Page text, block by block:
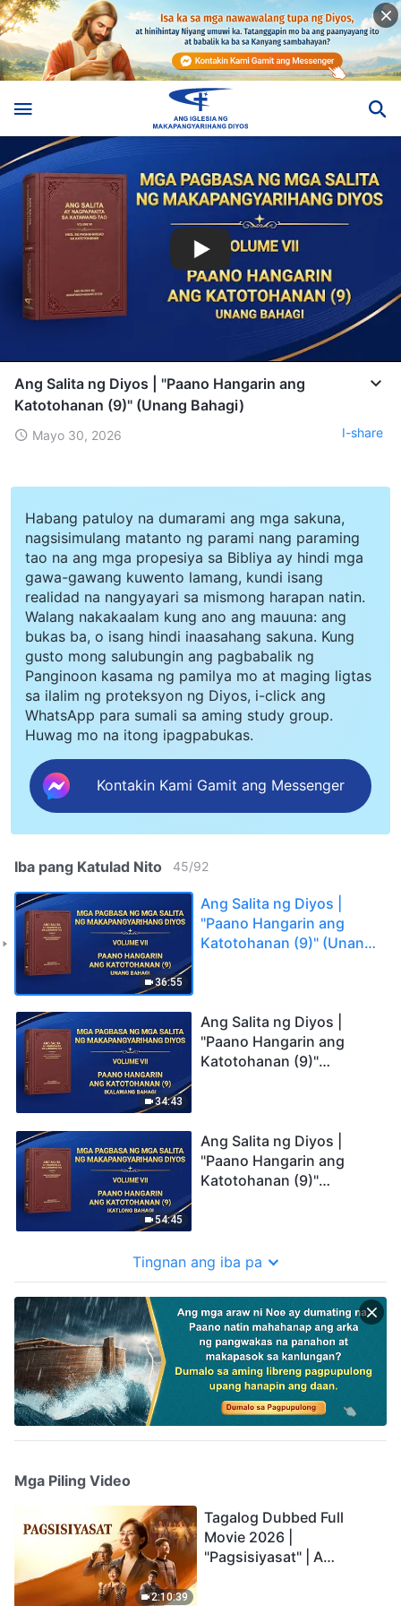
Ang Salita ng Diyos | "Paano Hangarin ang
Katotohanan (9)" (Unang Bahagi)
Mayo 30, 2026 I-share
Habang patuloy na dumarami ang mga sakuna,
nagsisimulang matanto ng parami nang paraming
tao na ang mga propesiya sa Bibliya ay hindi mga
gawa-gawang kuwento lamang, kundi isang
realidad na nangyayari sa mismong harapan natin.
Walang nakakaalam kung ano ang mauuna: ang
bukas ba, o isang hindi inaasahang sakuna. Kung
gusto mong salubungin ang pagbabalik ng
Panginoon kasama ng pamilya mo at maging ligtas
sa ilalim ng proteksyon ng Diyos, i-click ang
WhatsApp para sumali sa aming study group.
Huwag mo na itong ipagpabukas.
Kontakin Kami Gamit ang Messenger
Iba pang Katulad Nito 45/92
36:55
Ang Salita ng Diyos |
"Paano Hangarin ang
Katotohanan (9)" (Unang
34:43
Ang Salita ng Diyos |
"Paano Hangarin ang
Katotohanan (9)"
54:45
Ang Salita ng Diyos |
"Paano Hangarin ang
Katotohanan (9)"
Tingnan ang iba pa
Mga Piling Video
2:10:39
Tagalog Dubbed Full
Movie 2026 |
"Pagsisiyasat" | A